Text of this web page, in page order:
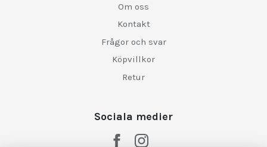
Om oss
Kontakt
Frågor och svar
Köpvillkor
Retur
Sociala medier